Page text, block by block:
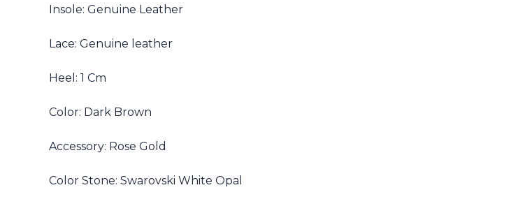
Insole: Genuine Leather
Lace: Genuine leather
Heel: 1 Cm
Color: Dark Brown
Accessory: Rose Gold
Color Stone: Swarovski White Opal